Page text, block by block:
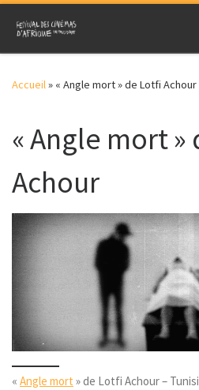
Skip to content
Accueil» « Angle mort » de Lotfi Achour
« Angle mort »
Achour
« Angle mort » de Lotfi Achour –